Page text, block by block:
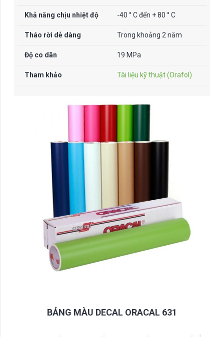
Khả năng chịu nhiệt độ -40 ° C đến + 80 ° C
Tháo rời dễ dàng Trong khoảng 2 năm
Độ co dãn 19 MPa
Tham khảo Tài liệu kỹ thuật (Orafol)
BẢNG MÀU DECAL ORACAL 631